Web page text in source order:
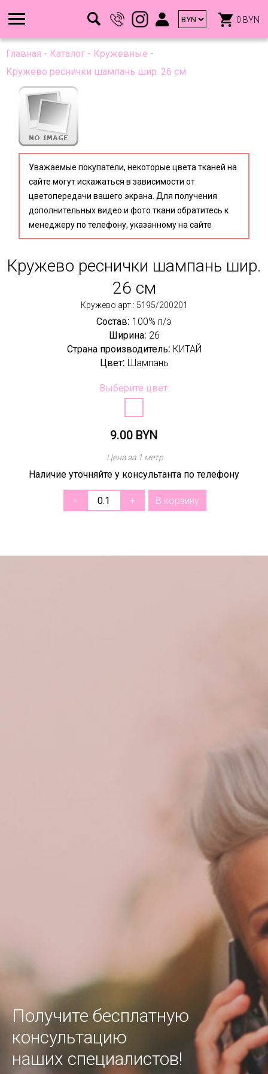
0 BYN
Главная - Каталог - Кружевные -
Кружево реснички шампань шир. 26 см
Уважаемые покупатели, некоторые цвета тканей на
сайте могут искажаться в зависимости от
цветопередачи вашего экрана. Для получения
дополнительных видео и фото ткани обратитесь к
менеджеру по телефону, указанному на сайте
Кружево реснички шампань шир.
26 см
Кружево арт.: 5195/200201
Состав: 100% п/э
Ширина: 26
Страна производитель: КИТАЙ
Цвет: Шампань
Выберите цвет:
9.00 BYN
Цена за 1 метр
Наличие уточняйте у консультанта по телефону
Получите бесплатную
консультацию
наших специалистов!